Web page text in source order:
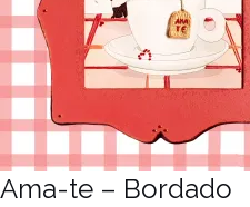
Ama-te – Bordado